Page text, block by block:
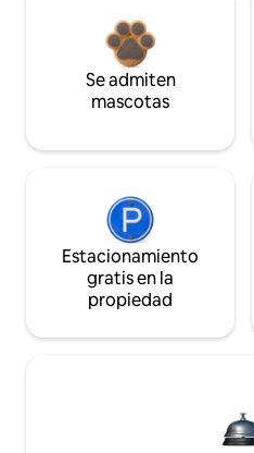
Se admiten
mascotas
Estacionamiento
gratis en la
propiedad